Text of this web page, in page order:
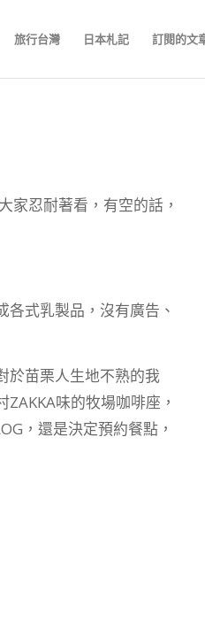
旅行台灣 日本札記 訂閱的文
家忍耐著看，有空的話，
式乳製品，沒有廣告、
於苗栗人生地不熟的我
味的牧場咖啡座，
，還是決定預約餐點，